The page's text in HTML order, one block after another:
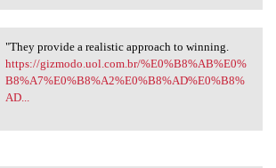
provide a realistic
"They provide a realistic approach to winning.
https://gizmodo.uol.com.br/%E0%B8%AB%E0%
B8%A7%E0%B8%A2%E0%B8%AD%E0%B8%
AD...